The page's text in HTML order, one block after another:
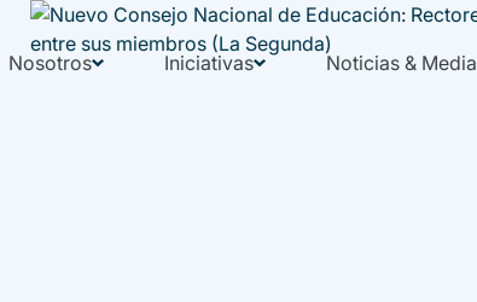
Nosotros Iniciativas Noticias & Media